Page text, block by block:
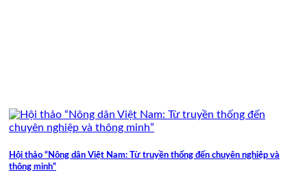
Hội thảo “Nông dân Việt Nam: Từ truyền thống đến chuyên nghiệp và
thông minh”